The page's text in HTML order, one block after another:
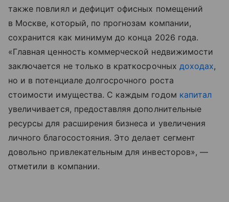
также повлиял и дефицит офисных помещений
в Москве, который, по прогнозам компании,
сохранится как минимум до конца 2026 года.
«Главная ценность коммерческой недвижимости
заключается не только в краткосрочных доходах,
но и в потенциале долгосрочного роста
стоимости имущества. С каждым годом капитал
увеличивается, предоставляя дополнительные
ресурсы для расширения бизнеса и увеличения
личного благосостояния. Это делает сегмент
довольно привлекательным для инвесторов», —
отметили в компании.